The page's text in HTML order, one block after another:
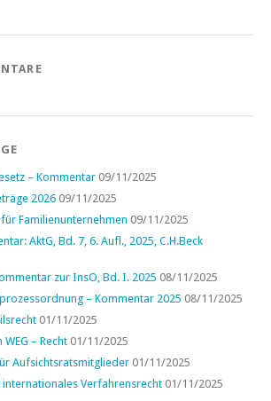
– Kommentar 09/11/2025
2026 09/11/2025
Familienunternehmen 09/11/2025
AktG, Bd. 7, 6. Aufl., 2025, C.H.Beck
zur InsO, Bd. I. 2025 08/11/2025
– Kommentar 2025 08/11/2025
01/11/2025
– Recht 01/11/2025
Aufsichtsratsmitglieder 01/11/2025
internationales Verfahrensrecht 01/11/2025